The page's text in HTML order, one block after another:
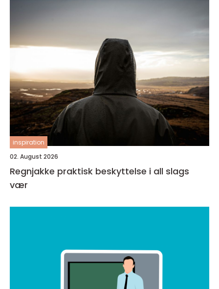
inspiration
02. August 2026
Regnjakke praktisk beskyttelse i all slags
vær